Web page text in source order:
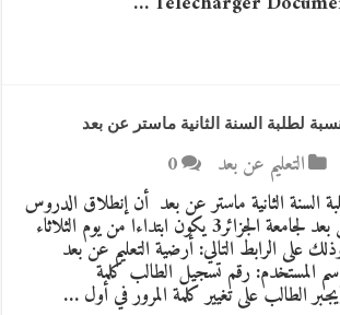
لطلبة السنة الثانية ماستر عن بعد
التعليم عن بعد
0
السنة الثانية ماستر عن بعد أن إنطلاق الدروس
عبر أرضية التعليم عن بعد لجامعة الجزائر3 يكون ابتداءا من يوم الثلاثاء
فيفري 2018 وذلك على الرابط التالي: أرضية التعليم عن بعد
المستخدم: رقم تسجيل الطالب كلمة